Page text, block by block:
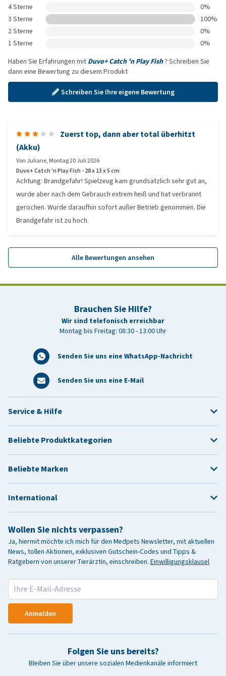
4 Sterne
0%
3 Sterne
100%
2 Sterne
0%
1 Sterne
0%
Haben Sie Erfahrungen mit Duvo+ Catch 'n Play Fish? Schreiben Sie
dann eine Bewertung zu diesem Produkt
Schreiben Sie Ihre eigene Bewertung
Zuerst top, dann aber total überhitzt
(Akku)
Von Juliane, Montag 20 Juli 2026
Duvo+ Catch 'n Play Fish - 28 x 13 x 5 cm
Achtung: Brandgefahr! Spielzeug kam grundsätzlich sehr gut an,
wurde aber nach dem Gebrauch extrem heiß und hat verbrannt
gerochen. Wurde daraufhin sofort außer Betrieb genommen. Die
Brandgefahr ist zu hoch.
Alle Bewertungen ansehen
Brauchen Sie Hilfe?
Wir sind telefonisch erreichbar
Montag bis Freitag: 08:30 - 13:00 Uhr
Senden Sie uns eine WhatsApp-Nachricht
Senden Sie uns eine E-Mail
Wollen Sie nichts verpassen?
Ja, hiermit möchte ich mich für den Medpets Newsletter, mit aktuellen
News, tollen Aktionen, exklusiven Gutschein-Codes und Tipps &
Ratgebern von unserer Tierärztin, einschreiben. Einwilligungsklausel
Anmelden
Folgen Sie uns bereits?
Bleiben Sie über unsere sozialen Medienkanäle informiert
Service & Hilfe
Beliebte Produktkategorien
Beliebte Marken
International